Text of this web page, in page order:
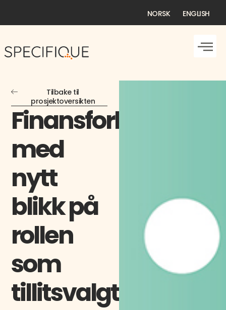
NORSK ENGLISH
Tilbake til
prosjektoversikten
Finansforbundet
med
nytt
blikk på
rollen
som
tillitsvalgt